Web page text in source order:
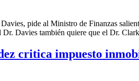
pide al Ministro de Finanzas
Davies también quiere que el Dr.
critica impuesto